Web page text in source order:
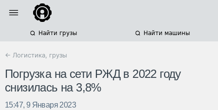
Найти грузы Найти машины
← Логистика, грузы
Погрузка на сети РЖД в 2022 году
снизилась на 3,8%
15:47, 9 Января 2023